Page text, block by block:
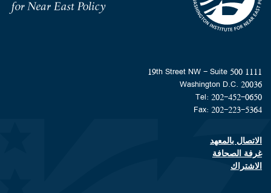
Homepage
1111 19th Street NW - Suite 500
Washington D.C. 20036
Tel: 202-452-0650
Fax: 202-223-5364
Footer contact links
الاتصال بالمعهد
غرفة الصحافة
الاشتراك